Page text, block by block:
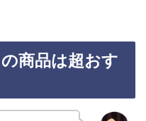
商品は超おす